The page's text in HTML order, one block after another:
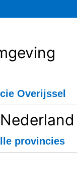
Overijssel
provincies